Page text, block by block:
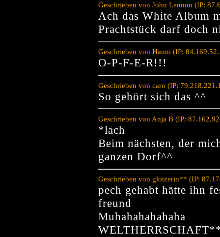
Geschrieben von John Lennon (IP:
Ach das White Album
Prachtstück darf doch
Geschrieben von Hanni (IP:
O-P-F-E-R!!!
Geschrieben von caro (IP:
So gehört sich das ^^
Geschrieben von Anja B (IP:
*lach
Beim nächsten, der
ganzen Dorf^^
Geschrieben von glotzerin** (IP:
pech gehabt hätte ihn
freund
Muhahahahahaha